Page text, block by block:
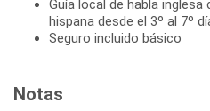
Guía local de habla
hispana desde el 3º al 7º
Seguro incluido básico
Notas